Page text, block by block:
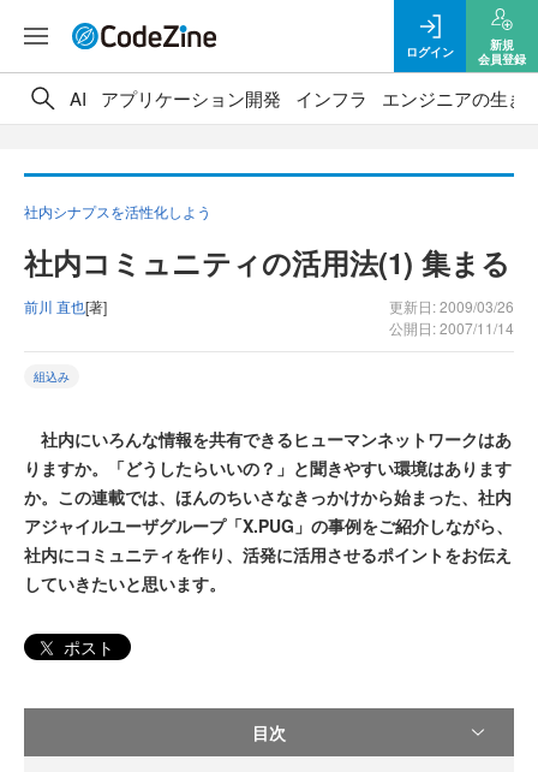
ログイン
新規
会員登録
AI アプリケーション開発 インフラ エンジニアの生き
社内シナプスを活性化しよう
社内コミュニティの活用法(1) 集まる
前川 直也[著]
更新日: 2009/03/26
公開日: 2007/11/14
組込み
社内にいろんな情報を共有できるヒューマンネットワークはあ
りますか。「どうしたらいいの？」と聞きやすい環境はあります
か。この連載では、ほんのちいさなきっかけから始まった、社内
アジャイルユーザグループ「X.PUG」の事例をご紹介しながら、
社内にコミュニティを作り、活発に活用させるポイントをお伝え
していきたいと思います。
ポスト
目次